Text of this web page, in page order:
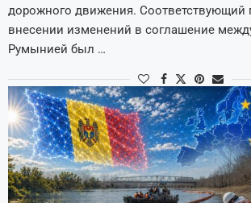
дорожного движения. Соответствующий
внесении изменений в соглашение
Румынией был …